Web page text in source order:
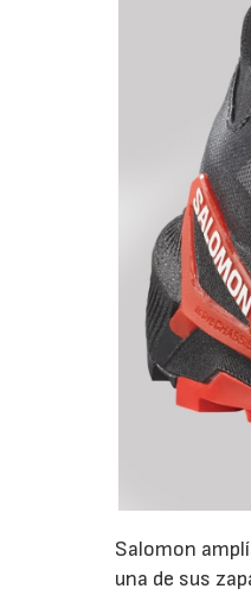
Salomon
una de sus